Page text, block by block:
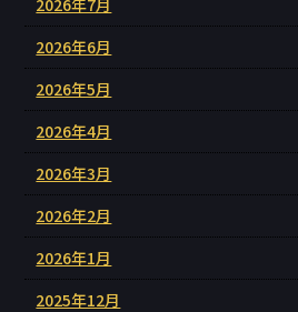
2026年6月
2026年5月
2026年4月
2026年3月
2026年2月
2026年1月
2025年12月